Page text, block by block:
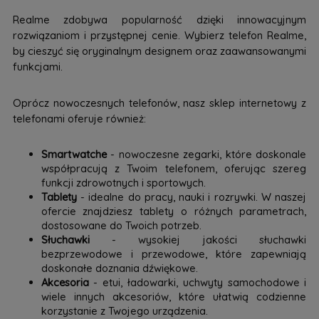
Realme zdobywa popularność dzięki innowacyjnym
rozwiązaniom i przystępnej cenie. Wybierz telefon Realme,
by cieszyć się oryginalnym designem oraz zaawansowanymi
funkcjami.
Oprócz nowoczesnych telefonów, nasz sklep internetowy z
telefonami oferuje również:
Smartwatche- nowoczesne zegarki, które doskonale
współpracują z Twoim telefonem, oferując szereg
funkcji zdrowotnych i sportowych.
Tablety- idealne do pracy, nauki i rozrywki. W naszej
ofercie znajdziesz tablety o różnych parametrach,
dostosowane do Twoich potrzeb.
Słuchawki- wysokiej jakości słuchawki
bezprzewodowe i przewodowe, które zapewniają
doskonałe doznania dźwiękowe.
Akcesoria- etui, ładowarki, uchwyty samochodowe i
wiele innych akcesoriów, które ułatwią codzienne
korzystanie z Twojego urządzenia.